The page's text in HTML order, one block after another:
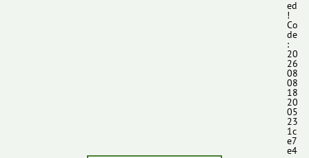
ed
!
Co
de
:
20
26
08
08
18
20
05
23
1c
e7
e4